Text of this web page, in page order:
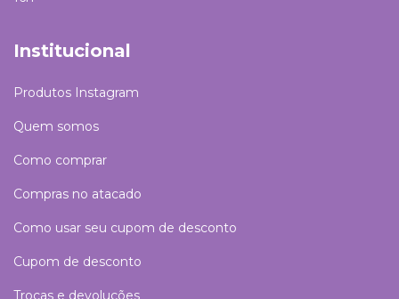
Institucional
Produtos Instagram
Quem somos
Como comprar
Compras no atacado
Como usar seu cupom de desconto
Cupom de desconto
Trocas e devoluções